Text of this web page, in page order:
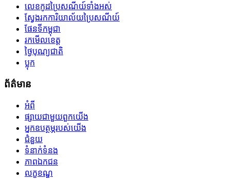
លេខកូដប្រៃសណីយ៍ទាំងអស់
ស្វែងរកការិយាល័យប្រៃសណីយ៍
ផែនទីកម្ពុជា
រកមើលខេត្ត
ថ្ងៃបុណ្យជាតិ
ប្លុក
ព័ត៌មាន
អំពី
ផ្សាយជាមួយពួកយើង
អ្នកឧបត្ថម្ភរបស់យើង
ជំនួយ
ទំនាក់ទំនង
ភាពឯកជន
លក្ខខណ្ឌ